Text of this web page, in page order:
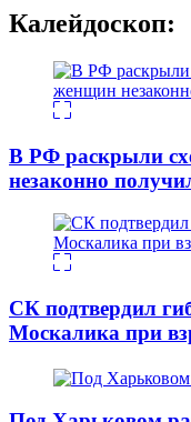
Калейдоскоп:
В РФ раскрыли
незаконно
СК подтвердил
Москалика при